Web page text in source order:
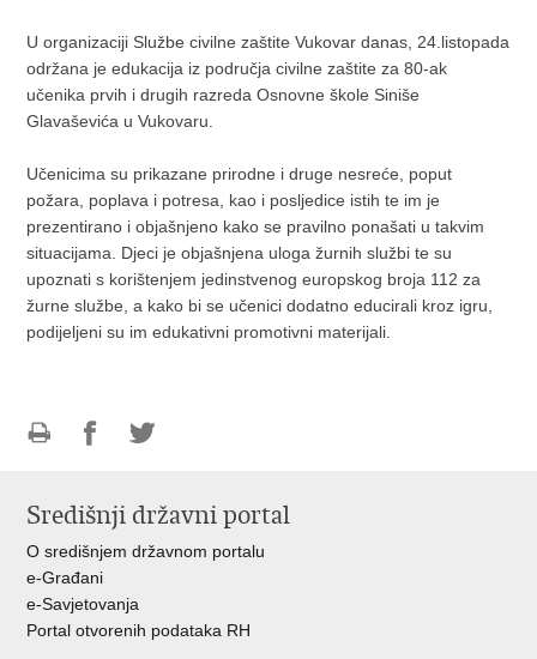
U organizaciji Službe civilne zaštite Vukovar danas, 24.listopada
održana je edukacija iz područja civilne zaštite za 80-ak
učenika prvih i drugih razreda Osnovne škole Siniše
Glavaševića u Vukovaru.
Učenicima su prikazane prirodne i druge nesreće, poput
požara, poplava i potresa, kao i posljedice istih te im je
prezentirano i objašnjeno kako se pravilno ponašati u takvim
situacijama. Djeci je objašnjena uloga žurnih službi te su
upoznati s korištenjem jedinstvenog europskog broja 112 za
žurne službe, a kako bi se učenici dodatno educirali kroz igru,
podijeljeni su im edukativni promotivni materijali.
FacebookuTwitteru
Središnji državni portal
O središnjem državnom portalu
e-Građani
e-Savjetovanja
Portal otvorenih podataka RH